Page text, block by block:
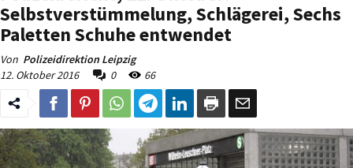
Selbstverstümmelung, Schlägerei, Sechs
Paletten Schuhe entwendet
Von Polizeidirektion Leipzig
12. Oktober 2016
0 66